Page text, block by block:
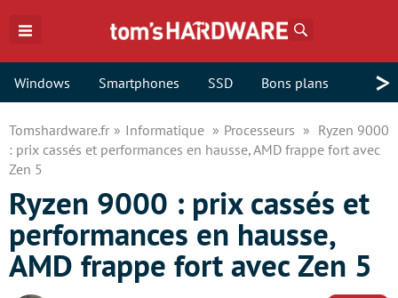
Windows Smartphones SSD Bons plans >
Tomshardware.fr Informatique Processeurs
Ryzen 9000
: prix cassés et performances en hausse, AMD frappe fort avec
Zen 5
Ryzen 9000 : prix cassés et
performances en hausse,
AMD frappe fort avec Zen 5